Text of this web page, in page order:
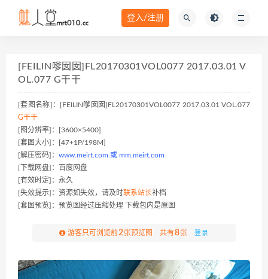
登入/注册
[FEILIN嗲囡囡]FL20170301VOL0077 2017.03.01 V
OL.077 G干干
[套图名称]：[FEILIN嗲囡囡]FL20170301VOL0077 2017.03.01 VOL.077
G干干
[图分辨率]：[3600×5400]
[套图大小]：[47+1P/198M]
[解压密码]： www.meirt.com 或 mm.meirt.com
[下载网盘]：百度网盘
[有效时定]：永久
[失效提示]：资源如失效，请及时联系站长补档
[套图预览]：预览图经过压缩处理 下载包内是原图
游客只可浏览前2张预览图 共有8张 登录